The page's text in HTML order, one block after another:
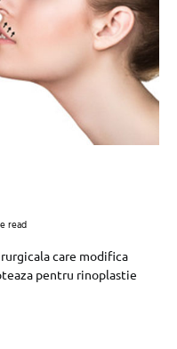
read
care modifica
pentru rinoplastie